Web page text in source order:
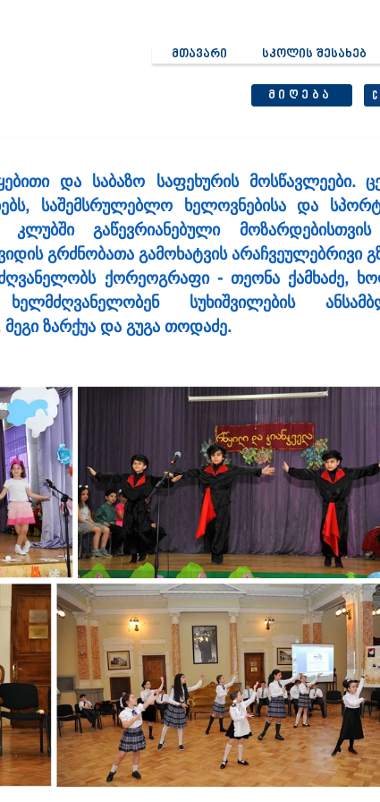
მთავარი სკოლის შესახებ
მიღება
და საბაზო საფეხურის მოსწავლეები.
საშემსრულებლო ხელოვნებისა და
გაწევრიანებული
გრძნობათა გამოხატვის არაჩვეულებრივი
ქორეოგრაფი - თეონა ქამხაძე,
სუხიშვილების
ზარქუა და გუგა თოდაძე.